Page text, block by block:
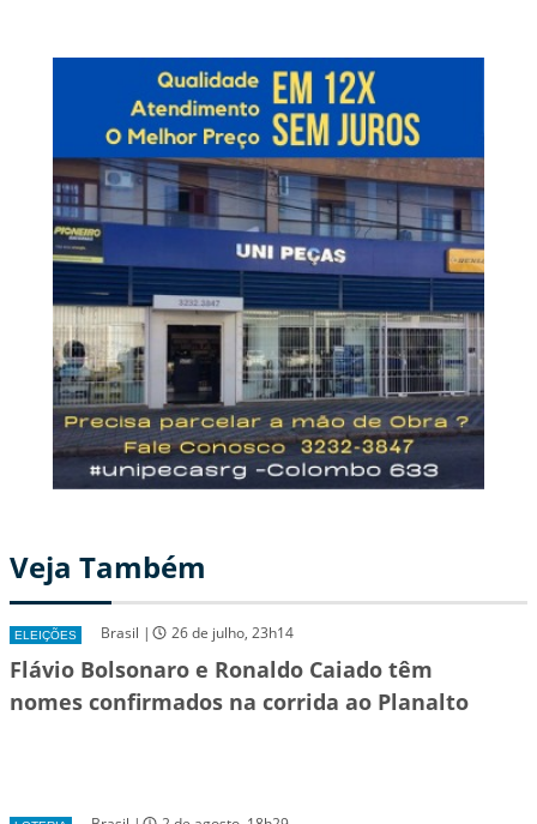
Veja Também
ELEIÇÕES Brasil | 26 de julho, 23h14
Flávio Bolsonaro e Ronaldo Caiado têm
nomes confirmados na corrida ao Planalto